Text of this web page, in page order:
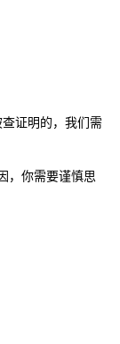
证明的，我们需
，你需要谨慎思